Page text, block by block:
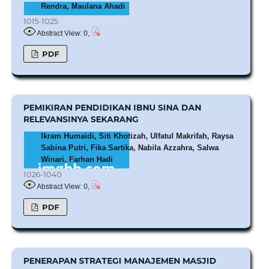
Rendra, Maulana Ahadi
1015-1025
Abstract View: 0,
PDF
PEMIKIRAN PENDIDIKAN IBNU SINA DAN
RELEVANSINYA SEKARANG
Ikram Humaidi, Siti Khotizah, Ulfatul Makrifah, Raysa
Sabina Putri, Fika Sartika, Nabila Azzahra, Salwa
Winari, Farhan Hadi
1026-1040
Abstract View: 0,
PDF
PENERAPAN STRATEGI MANAJEMEN MASJID